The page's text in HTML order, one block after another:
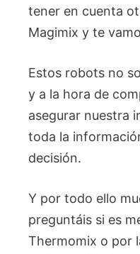
tener en cuenta
Magimix y te
Estos robots no
y a la hora de
asegurar nuestra
toda la
decisión.
Y por todo ello
preguntáis si es
Thermomix o por